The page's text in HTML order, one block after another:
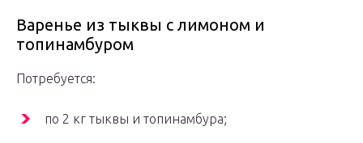
Варенье из тыквы с лимоном и
топинамбуром
Потребуется:
по 2 кг тыквы и топинамбура;